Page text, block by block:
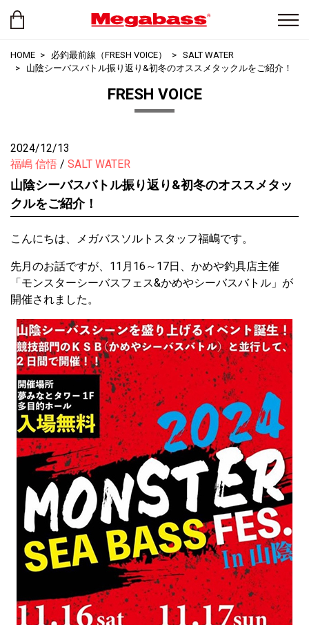
HOME 必釣最前線（FRESH VOICE）
SALT WATER
山陰シーバスバトル振り返り&初冬のオススメタックルをご紹介！
FRESH VOICE
2024/12/13
福嶋 信悟
SALT WATER
山陰シーバスバトル振り返り&初冬のオススメタッ
クルをご紹介！
こんにちは、メガバスソルトスタッフ福嶋です。
先月のお話ですが、11月16～17日、かめや釣具店主催
「モンスターシーバスフェス&かめやシーバスバトル」が
開催されました。